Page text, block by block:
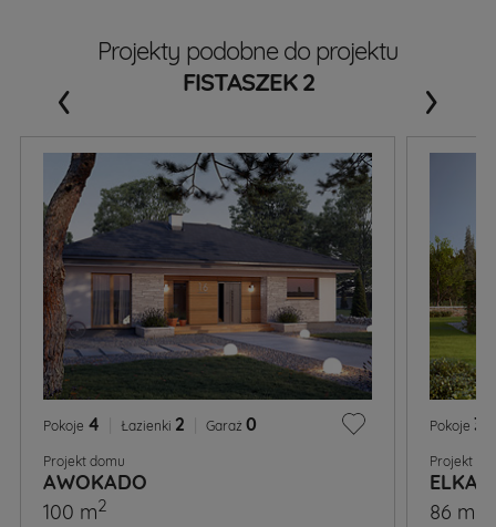
Projekty podobne do projektu
FISTASZEK 2
Pokoje 4 Łazienki 2 Garaż 0
Projekt domu
AWOKADO
100 m2
Pokoje 3
Projekt
ELKA 2
86 m
‹ ›